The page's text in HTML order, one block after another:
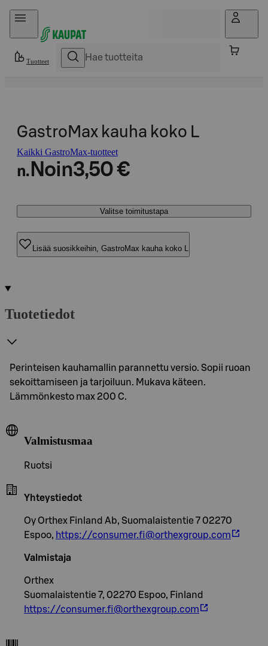
Hyppää sisältöön
Tuotteet
GastroMax kauha koko L
Kaikki GastroMax-tuotteet
n. Noin3,50 €
Valitse toimitustapa
Lisää suosikkeihin, GastroMax kauha koko L
Tuotetiedot
Perinteisen kauhamallin parannettu versio. Sopii ruoan
sekoittamiseen ja tarjoiluun. Mukava käteen.
Lämmönkesto max 200 C.
Valmistusmaa
Ruotsi
Yhteystiedot
Oy Orthex Finland Ab, Suomalaistentie 7 02270
Espoo, https://consumer.fi@orthexgroup.com
Valmistaja
Orthex
Suomalaistentie 7, 02270 Espoo, Finland
https://consumer.fi@orthexgroup.com